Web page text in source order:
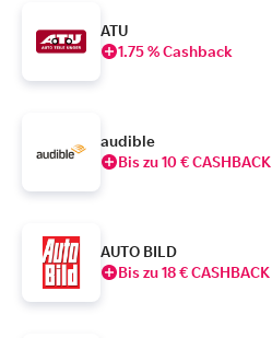
ATU
1.75 % Cashback
audible
Bis zu 10 € CASHBACK
AUTO BILD
Bis zu 18 € CASHBACK